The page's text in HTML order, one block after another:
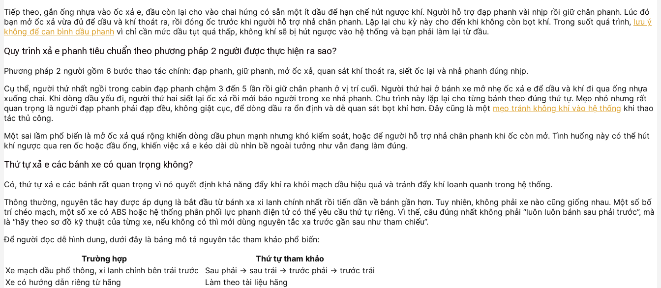
Tiếp theo, gắn ống nhựa vào ốc xả e, đầu còn lại cho vào chai hứng có sẵn một ít dầu để hạn chế hút ngược khí. Người hỗ trợ đạp phanh vài nhịp rồi giữ chân phanh. Lúc đó
bạn mở ốc xả vừa đủ để dầu và khí thoát ra, rồi đóng ốc trước khi người hỗ trợ nhả chân phanh. Lặp lại chu kỳ này cho đến khi không còn bọt khí. Trong suốt quá trình, lưu ý
không để cạn bình dầu phanh vì chỉ cần mức dầu tụt quá thấp, không khí sẽ bị hút ngược vào hệ thống và bạn phải làm lại từ đầu.
Quy trình xả e phanh tiêu chuẩn theo phương pháp 2 người được thực hiện ra sao?
Phương pháp 2 người gồm 6 bước thao tác chính: đạp phanh, giữ phanh, mở ốc xả, quan sát khí thoát ra, siết ốc lại và nhả phanh đúng nhịp.
Cụ thể, người thứ nhất ngồi trong cabin đạp phanh chậm 3 đến 5 lần rồi giữ chân phanh ở vị trí cuối. Người thứ hai ở bánh xe mở nhẹ ốc xả e để dầu và khí đi qua ống nhựa
xuống chai. Khi dòng dầu yếu đi, người thứ hai siết lại ốc xả rồi mới báo người trong xe nhả phanh. Chu trình này lặp lại cho từng bánh theo đúng thứ tự. Mẹo nhỏ nhưng rất
quan trọng là người đạp phanh phải đạp đều, không giật cục, để dòng dầu ra ổn định và dễ quan sát bọt khí hơn. Đây cũng là một mẹo tránh không khí vào hệ thống khi thao
tác thủ công.
Một sai lầm phổ biến là mở ốc xả quá rộng khiến dòng dầu phun mạnh nhưng khó kiểm soát, hoặc để người hỗ trợ nhả chân phanh khi ốc còn mở. Tình huống này có thể hút
khí ngược qua ren ốc hoặc đầu ống, khiến việc xả e kéo dài dù nhìn bề ngoài tưởng như vẫn đang làm đúng.
Thứ tự xả e các bánh xe có quan trọng không?
Có, thứ tự xả e các bánh rất quan trọng vì nó quyết định khả năng đẩy khí ra khỏi mạch dầu hiệu quả và tránh đẩy khí loanh quanh trong hệ thống.
Thông thường, nguyên tắc hay được áp dụng là bắt đầu từ bánh xa xi lanh chính nhất rồi tiến dần về bánh gần hơn. Tuy nhiên, không phải xe nào cũng giống nhau. Một số bố
trí chéo mạch, một số xe có ABS hoặc hệ thống phân phối lực phanh điện tử có thể yêu cầu thứ tự riêng. Vì thế, câu đúng nhất không phải “luôn luôn bánh sau phải trước”, mà
là “hãy theo sơ đồ kỹ thuật của từng xe, nếu không có thì mới dùng nguyên tắc xa trước gần sau như tham chiếu”.
Để người đọc dễ hình dung, dưới đây là bảng mô tả nguyên tắc tham khảo phổ biến:
Trường hợp
Thứ tự tham khảo
Xe mạch dầu phổ thông, xi lanh chính bên trái trước
Sau phải → sau trái → trước phải → trước trái
Xe có hướng dẫn riêng từ hãng
Làm theo tài liệu hãng